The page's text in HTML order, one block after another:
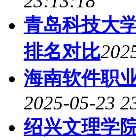
青岛科技大
排名对比
海南软件职
2025-05-23
绍兴文理学